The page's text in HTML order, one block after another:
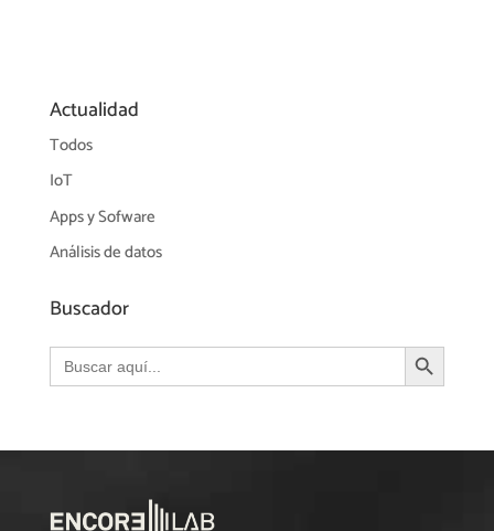
Actualidad
Todos
IoT
Apps y Sofware
Análisis de datos
Buscador
Buscar: Botón de búsqueda